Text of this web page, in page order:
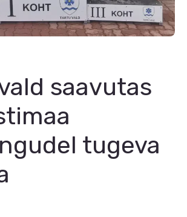
saavutas
tugeva